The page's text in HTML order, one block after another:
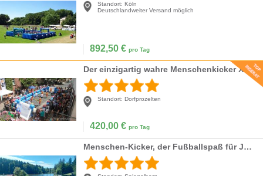
Standort: Köln
Deutschlandweiter Versand möglich
892,50 € pro Tag
Der einzigartig wahre Menschenkicker XXXL 16mx6m oder 14mx6m
Standort: Dorfprozelten
420,00 € pro Tag
Menschen-Kicker, der Fußballspaß für Jedermann (-frau)